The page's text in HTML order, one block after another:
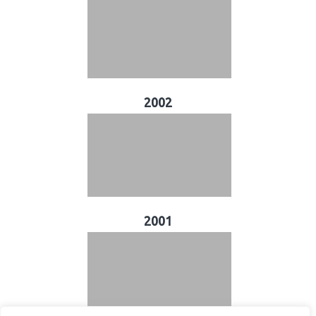
2002
2001